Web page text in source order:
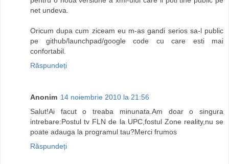
net undeva.
Oricum dupa cum ziceam eu m-as gandi serios sa-l public
pe github/launchpad/google code cu care esti mai
confortabil.
Răspundeți
Anonim 14 noiembrie 2010 la 21:56
Salut!Ai facut o treaba minunata.Am doar o singura
intrebare:Postul tv FLN de la UPC,fostul Zone reality,nu se
poate adauga la programul tau?Merci frumos
Răspundeți